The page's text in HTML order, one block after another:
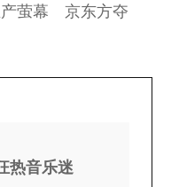
萤幕 京东方夺
热音乐迷